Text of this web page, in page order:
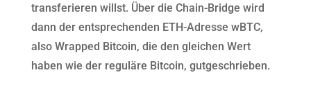
transferieren willst. Über die Chain-Bridge wird
dann der entsprechenden ETH-Adresse wBTC,
also Wrapped Bitcoin, die den gleichen Wert
haben wie der reguläre Bitcoin, gutgeschrieben.